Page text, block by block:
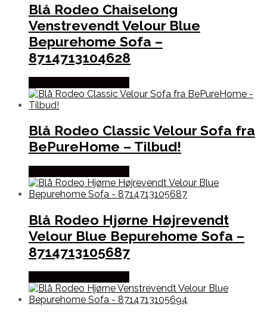
Blå Rodeo Chaiselong
Venstrevendt Velour Blue
Bepurehome Sofa –
8714713104628
Blå Rodeo Classic Velour Sofa fra
BePureHome – Tilbud!
Blå Rodeo Hjørne Højrevendt
Velour Blue Bepurehome Sofa –
8714713105687